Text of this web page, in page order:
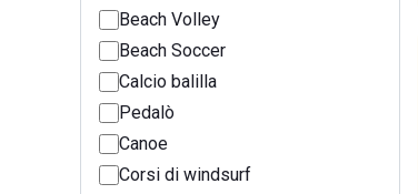
Beach Volley
Beach Soccer
Calcio balilla
Pedalò
Canoe
Corsi di windsurf